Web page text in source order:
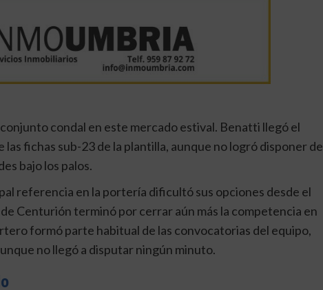
condal en este mercado estival. Benatti llegó el
fichas sub-23 de la plantilla, aunque no logró disponer de
bajo los palos.
referencia en la portería dificultó sus opciones desde el
Centurión terminó por cerrar aún más la competencia en
formó parte habitual de las convocatorias del equipo,
no llegó a disputar ningún minuto.